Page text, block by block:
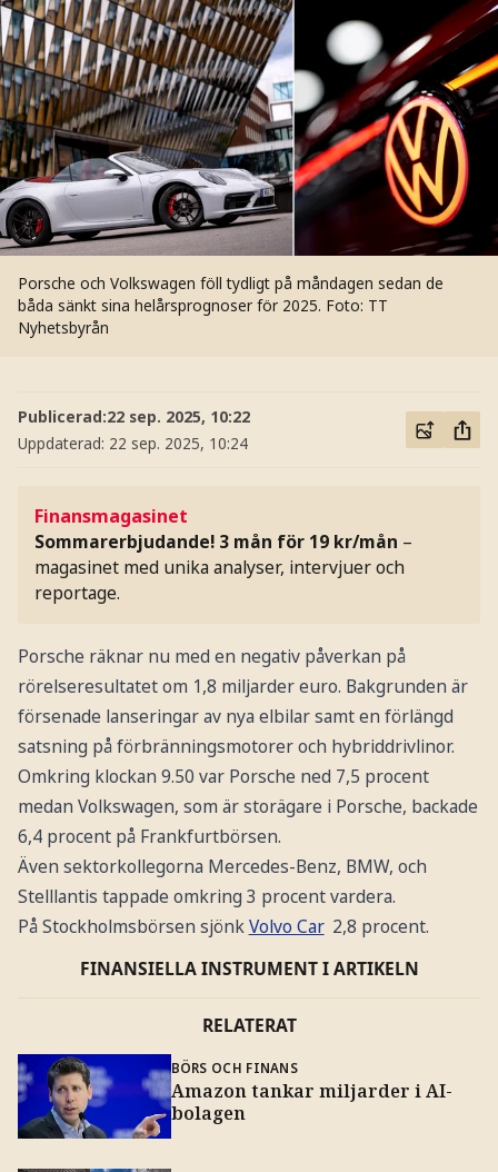
Porsche och Volkswagen föll tydligt på måndagen sedan de
båda sänkt sina helårsprognoser för 2025. Foto: TT
Nyhetsbyrån
Publicerad:22 sep. 2025, 10:22
Uppdaterad: 22 sep. 2025, 10:24
Finansmagasinet
Sommarerbjudande! 3 mån för 19 kr/mån –
magasinet med unika analyser, intervjuer och
reportage.
Porsche räknar nu med en negativ påverkan på
rörelseresultatet om 1,8 miljarder euro. Bakgrunden är
försenade lanseringar av nya elbilar samt en förlängd
satsning på förbränningsmotorer och hybriddrivlinor.
Omkring klockan 9.50 var Porsche ned 7,5 procent
medan Volkswagen, som är storägare i Porsche, backade
6,4 procent på Frankfurtbörsen.
Även sektorkollegorna Mercedes-Benz, BMW, och
Stelllantis tappade omkring 3 procent vardera.
På Stockholmsbörsen sjönkVolvo Car 2,8 procent.
FINANSIELLA INSTRUMENT I ARTIKELN
RELATERAT
BÖRS OCH FINANS
Amazon tankar miljarder i AI-
bolagen